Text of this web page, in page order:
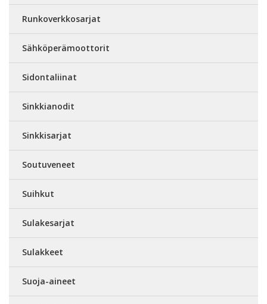
Runkoverkkosarjat
Sähköperämoottorit
Sidontaliinat
Sinkkianodit
Sinkkisarjat
Soutuveneet
Suihkut
Sulakesarjat
Sulakkeet
Suoja-aineet